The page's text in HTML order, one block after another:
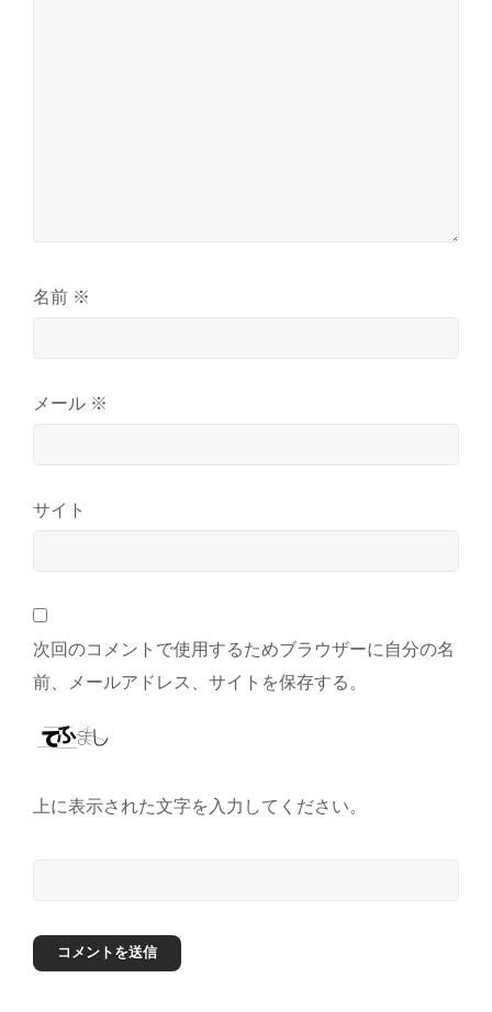
名前 ※
メール ※
サイト
次回のコメントで使用するためブラウザーに自分の名
前、メールアドレス、サイトを保存する。
上に表示された文字を入力してください。